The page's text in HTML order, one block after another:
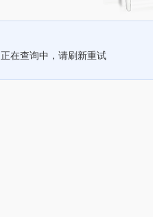
正在查询中，请刷新重试